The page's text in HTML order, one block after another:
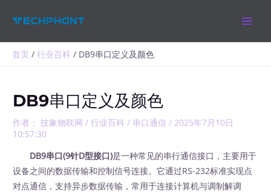
首页 行业百科 DB9串口定义及颜色
DB9串口定义及颜色
作者： 技象物联网/行业百科 / 串口通信 /2025年7月10日
10:57:30
DB9串口(9针D型接口)是一种常见的串行通信接口，主要用于
设备之间的数据传输和控制信号连接。它通过RS-232标准实现点
对点通信，支持异步数据传输，常用于连接计算机与调制解调